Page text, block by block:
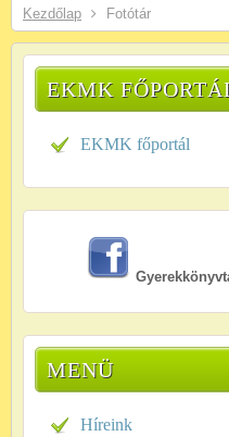
Kezdőlap Fotótár
EKMK
EKMK főportál
MENÜ
Híreink